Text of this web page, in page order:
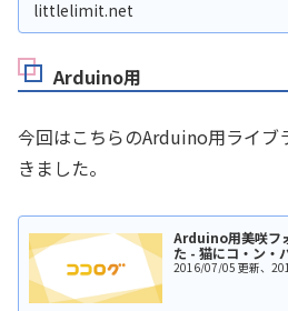
littlelimit.net
Arduino用
今回はこちらのArduino用ライブ
きました。
Arduino用美咲フ
た - 猫にコ・ン・
2016/07/05 更新、